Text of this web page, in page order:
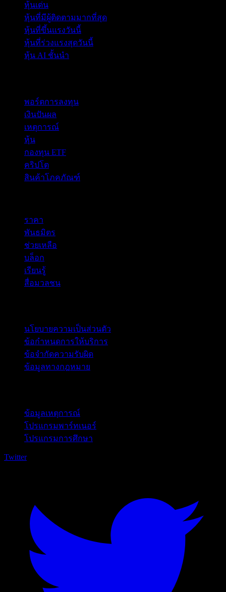
หุ้นเด่น
หุ้นที่มีผู้ติดตามมากที่สุด
หุ้นที่ขึ้นแรงวันนี้
หุ้นที่ร่วงแรงสุดวันนี้
หุ้น AI ชั้นนำ
พอร์ตการลงทุน
เงินปันผล
เหตุการณ์
หุ้น
กองทุน ETF
คริปโต
สินค้าโภคภัณฑ์
ราคา
พันธมิตร
ช่วยเหลือ
บล็อก
เรียนรู้
สื่อมวลชน
นโยบายความเป็นส่วนตัว
ข้อกำหนดการให้บริการ
ข้อจำกัดความรับผิด
ข้อมูลทางกฎหมาย
ข้อมูลเหตุการณ์
โปรแกรมพาร์ทเนอร์
โปรแกรมการศึกษา
Twitter